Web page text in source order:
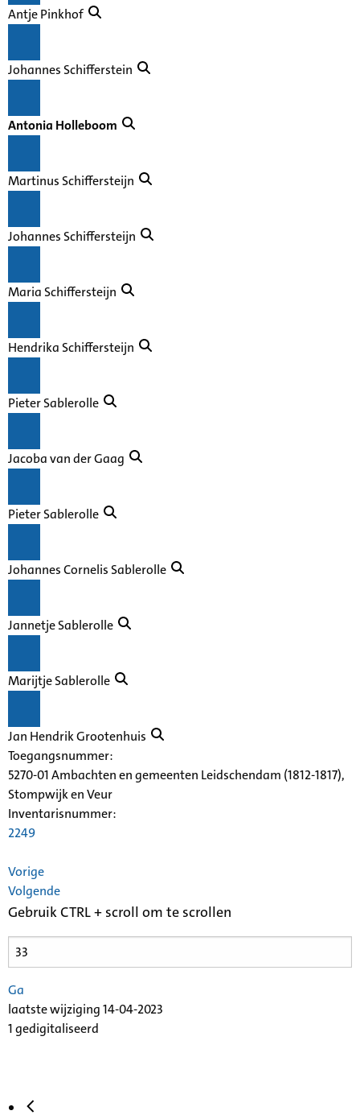
Antje Pinkhof
Johannes Schifferstein
Antonia Holleboom
Martinus Schiffersteijn
Johannes Schiffersteijn
Maria Schiffersteijn
Hendrika Schiffersteijn
Pieter Sablerolle
Jacoba van der Gaag
Pieter Sablerolle
Johannes Cornelis Sablerolle
Jannetje Sablerolle
Marijtje Sablerolle
Jan Hendrik Grootenhuis
Toegangsnummer:
5270-01 Ambachten en gemeenten Leidschendam (1812-1817),
Stompwijk en Veur
Inventarisnummer:
2249
Vorige
Volgende
Gebruik CTRL + scroll om te scrollen
Ga
laatste wijziging 14-04-2023
1 gedigitaliseerd